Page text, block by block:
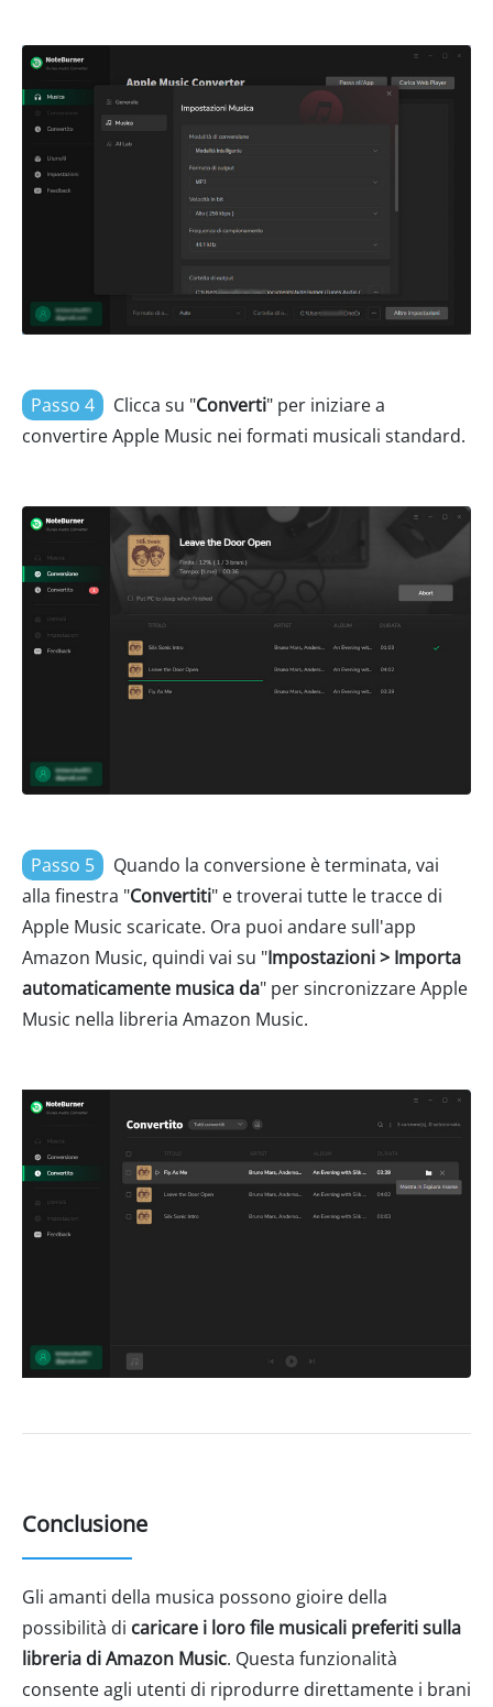
Passo 4 Clicca su "Converti" per iniziare a
convertire Apple Music nei formati musicali standard.
Passo 5
Quando la conversione è terminata, vai
alla finestra "Convertiti" e troverai tutte le tracce di
Apple Music scaricate. Ora puoi andare sull'app
Amazon Music, quindi vai su "Impostazioni > Importa
automaticamente musica da" per sincronizzare Apple
Music nella libreria Amazon Music.
Conclusione
Gli amanti della musica possono gioire della
possibilità di caricare i loro file musicali preferiti sulla
libreria di Amazon Music. Questa funzionalità
consente agli utenti di riprodurre direttamente i brani